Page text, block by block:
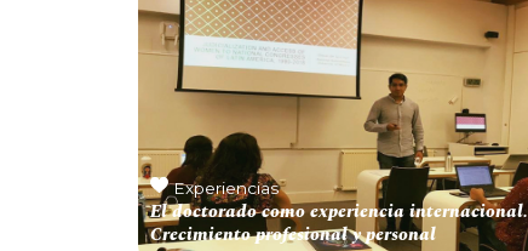
Experiencias
El doctorado como experiencia internacional.
Crecimiento profesional y personal